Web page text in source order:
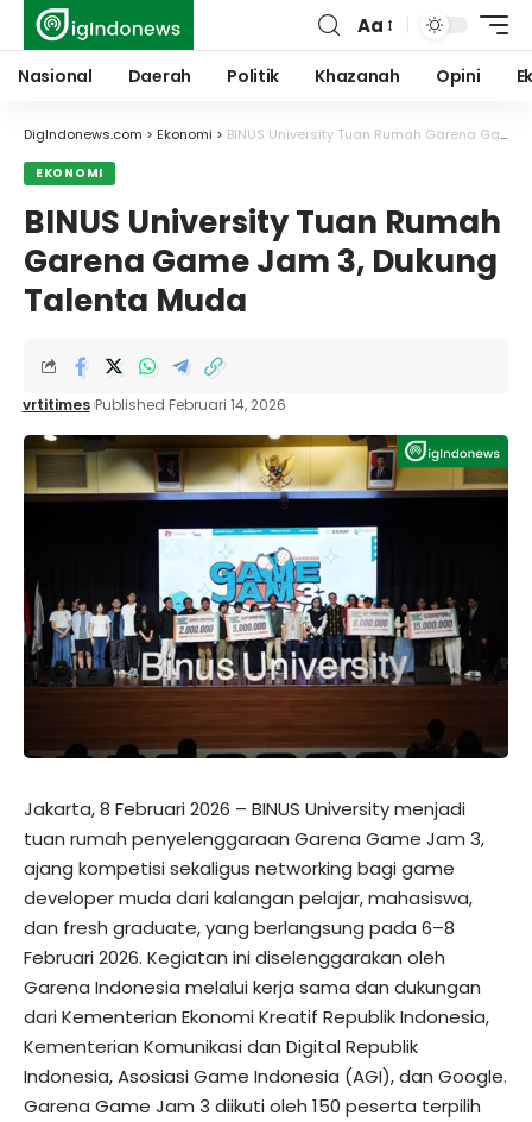
Font
Resizer
Aa
Nasional Daerah Politik Khazanah Opini
DigIndonews.com > Ekonomi > BINUS University Tuan Rumah Garena Game Jam 3, Dukung Talenta Muda
EKONOMI
BINUS University Tuan Rumah
Garena Game Jam 3, Dukung
Talenta Muda
vrtitimes Published Februari 14, 2026
Jakarta, 8 Februari 2026 – BINUS University menjadi
tuan rumah penyelenggaraan Garena Game Jam 3,
ajang kompetisi sekaligus networking bagi game
developer muda dari kalangan pelajar, mahasiswa,
dan fresh graduate, yang berlangsung pada 6–8
Februari 2026. Kegiatan ini diselenggarakan oleh
Garena Indonesia melalui kerja sama dan dukungan
dari Kementerian Ekonomi Kreatif Republik Indonesia,
Kementerian Komunikasi dan Digital Republik
Indonesia, Asosiasi Game Indonesia (AGI), dan Google.
Garena Game Jam 3 diikuti oleh 150 peserta terpilih